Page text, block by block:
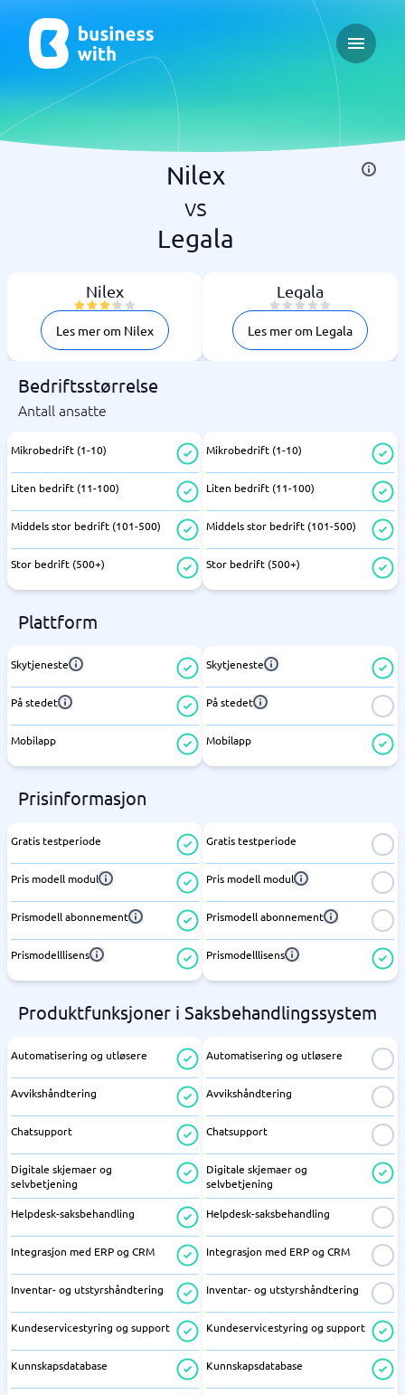
Open
Nilex
vs
Legala
Nilex
Les mer om Nilex
Legala
Les mer om Legala
Bedriftsstørrelse
Antall ansatte
Mikrobedrift (1-10)
Liten bedrift (11-100)
Middels stor bedrift (101-500)
Stor bedrift (500+)
Mikrobedrift (1-10)
Liten bedrift (11-100)
Middels stor bedrift (101-500)
Stor bedrift (500+)
Plattform
Skytjeneste
På stedet
Mobilapp
Skytjeneste
På stedet
Mobilapp
Prisinformasjon
Gratis testperiode
Pris modell modul
Prismodell abonnement
Prismodelllisens
Gratis testperiode
Pris modell modul
Prismodell abonnement
Prismodelllisens
Produktfunksjoner i Saksbehandlingssystem
Automatisering og utløsere
Avvikshåndtering
Chatsupport
Digitale skjemaer og
selvbetjening
Helpdesk-saksbehandling
Integrasjon med ERP og CRM
Inventar- og utstyrshåndtering
Kundeservicestyring og support
Kunnskapsdatabase
Automatisering og utløsere
Avvikshåndtering
Chatsupport
Digitale skjemaer og
selvbetjening
Helpdesk-saksbehandling
Integrasjon med ERP og CRM
Inventar- og utstyrshåndtering
Kundeservicestyring og support
Kunnskapsdatabase